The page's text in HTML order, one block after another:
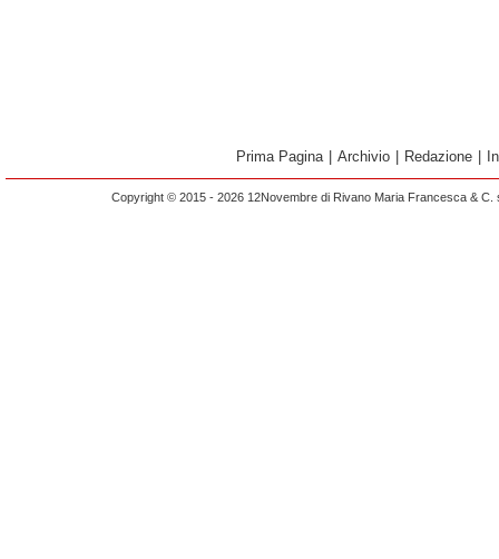
Prima Pagina Archivio Redazione
Copyright © 2015 - 2026 12Novembre di Rivano Maria Francesca &